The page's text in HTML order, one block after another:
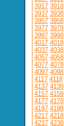
3917 3918
3937 3938
3957 3958
3977 3978
3997 3998
4017 4018
4037 4038
4057 4058
4077 4078
4097 4098
4117 4118
4137 4138
4157 4158
4177 4178
4197 4198
4217 4218
4237 4238